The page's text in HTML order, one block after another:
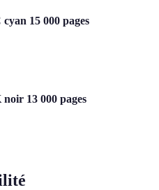
15 000 pages
13 000 pages